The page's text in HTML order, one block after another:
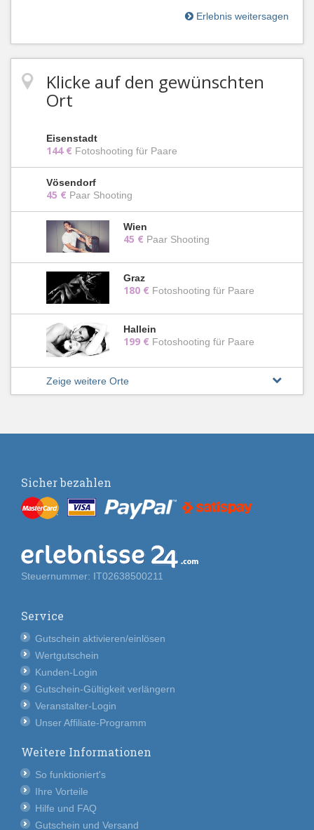
Erlebnis weitersagen
Klicke auf den gewünschten
Ort
Eisenstadt
144 € Fotoshooting für Paare
Vösendorf
45 € Paar Shooting
Wien
45 € Paar Shooting
Graz
180 € Fotoshooting für Paare
Hallein
199 € Fotoshooting für Paare
Zeige weitere Orte
Sicher bezahlen
Steuernummer: IT02638500211
Service
Gutschein aktivieren/einlösen
Wertgutschein
Kunden-Login
Gutschein-Gültigkeit verlängern
Veranstalter-Login
Unser Affiliate-Programm
Weitere Informationen
So funktioniert's
Ihre Vorteile
Hilfe und FAQ
Gutschein und Versand